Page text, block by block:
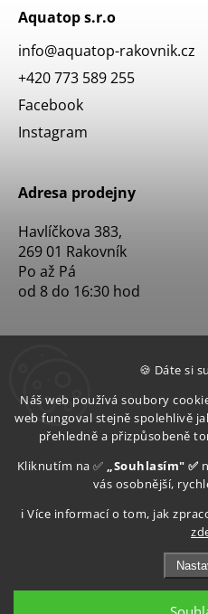
🍪 Dáte si
Náš web používá soubory
web fungoval stejně spolehlivě
přehledně a přizpůsobeně
Kliknutím na ✅ „Souhlasím" ✅
vás osobnější,
ℹ️ Více informací o tom, jak
Aquatop s.r.o
info@aquatop-rakovnik.cz
+420 773 589 255
Facebook
Instagram
Adresa prodejny
Havlíčkova 383,
269 01 Rakovník
Po až Pá
od 8 do 16:30 hod